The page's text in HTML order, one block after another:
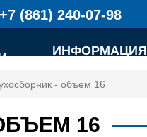
ИНФОРМАЦИЯ
+7 (861) 240-07-98
- объем 16
16